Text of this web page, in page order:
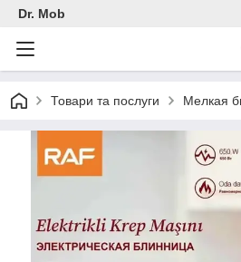
Dr. Mob
Товари та послуги Мелкая